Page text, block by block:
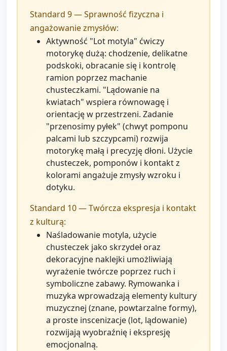
Standard 9 — Sprawność fizyczna i
angażowanie zmysłów:
Aktywność "Lot motyla" ćwiczy
motorykę dużą: chodzenie, delikatne
podskoki, obracanie się i kontrolę
ramion poprzez machanie
chusteczkami. "Lądowanie na
kwiatach" wspiera równowagę i
orientację w przestrzeni. Zadanie
"przenosimy pyłek" (chwyt pomponu
palcami lub szczypcami) rozwija
motorykę małą i precyzję dłoni. Użycie
chusteczek, pomponów i kontakt z
kolorami angażuje zmysły wzroku i
dotyku.
Standard 10 — Twórcza ekspresja i kontakt
z kulturą:
Naśladowanie motyla, użycie
chusteczek jako skrzydeł oraz
dekoracyjne naklejki umożliwiają
wyrażenie twórcze poprzez ruch i
symboliczne zabawy. Rymowanka i
muzyka wprowadzają elementy kultury
muzycznej (znane, powtarzalne formy),
a proste inscenizacje (lot, lądowanie)
rozwijają wyobraźnię i ekspresję
emocjonalną.